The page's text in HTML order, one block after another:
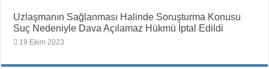
Uzlaşmanın Sağlanması Halinde Soruşturma Konusu
Suç Nedeniyle Dava Açılamaz Hükmü İptal Edildi
19 Ekim 2023